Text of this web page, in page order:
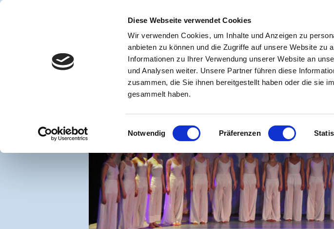
Diese Webseite verwendet Cookies
Wir verwenden Cookies, um Inhalte und Anzeigen zu
anbieten zu können und die Zugriffe auf unsere Website zu
Informationen zu Ihrer Verwendung unserer Website an
und Analysen weiter. Unsere Partner führen diese
zusammen, die Sie ihnen bereitgestellt haben oder die sie
gesammelt haben.
Einwilligungsauswahl
Notwendig Präferenzen
80 Jahre!
Schule für Bühnentanz Pergel-Ernst
Die Tanzakademie am Rhein
Düsseldorf